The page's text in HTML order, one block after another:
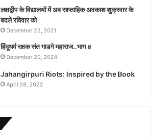
लक्षद्वीप के विद्यालयों में अब साप्ताहिक अवकाश शुक्रवार के
बदले रविवार को
December 22, 2021
हिंदूधर्म रक्षक संत गाडगे महाराज..भाग ४
December 20, 2024
Jahangirpuri Riots: Inspired by the Book
April 28, 2022